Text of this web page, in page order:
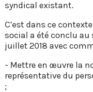
syndical existant.
C’est dans ce
social a été conclu au
juillet 2018 avec
- Mettre en œuvre la
représentative du
;